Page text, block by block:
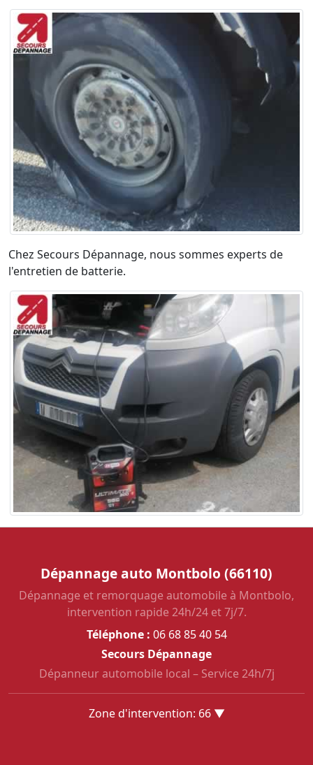
Chez Secours Dépannage, nous sommes experts de
l'entretien de batterie.
Dépannage auto Montbolo (66110)
Dépannage et remorquage automobile à Montbolo,
intervention rapide 24h/24 et 7j/7.
Téléphone : 06 68 85 40 54
Secours Dépannage
Dépanneur automobile local – Service 24h/7j
Zone d'intervention: 66 ▼